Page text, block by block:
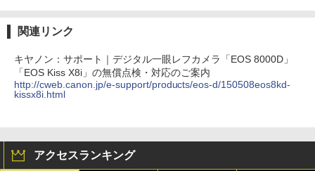
関連リンク
キヤノン：サポート｜デジタル一眼レフカメラ「EOS 8000D」
「EOS Kiss X8i」の無償点検・対応のご案内
http://cweb.canon.jp/e-support/products/eos-d/150508eos8kd-
kissx8i.html
アクセスランキング